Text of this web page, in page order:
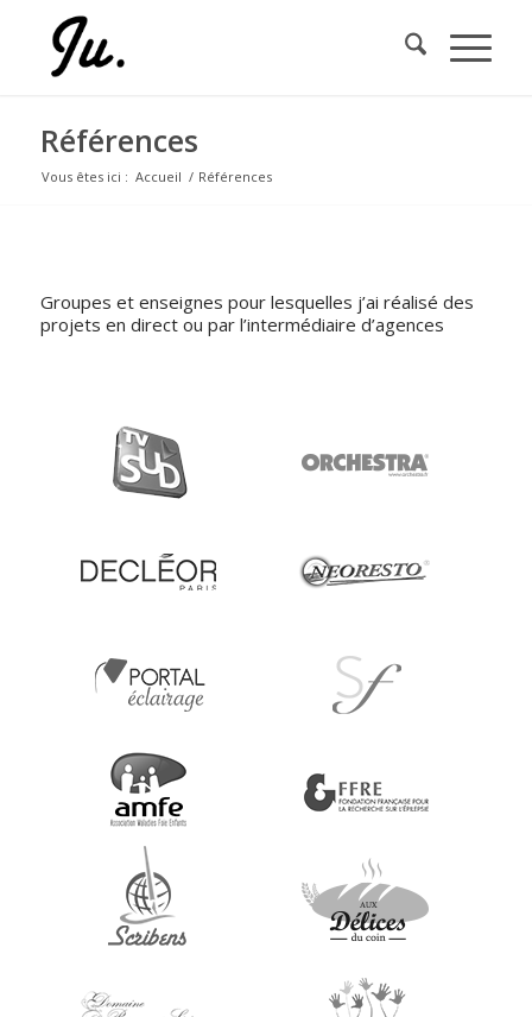
Références
Vous êtes ici : Accueil / Références
Groupes et enseignes pour lesquelles j’ai réalisé des
projets en direct ou par l’intermédiaire d’agences